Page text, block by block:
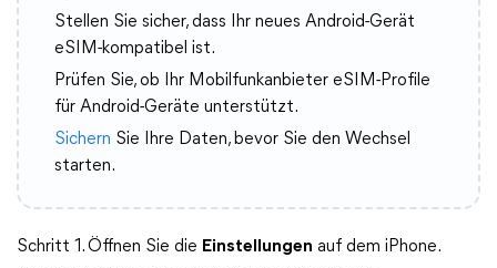
Stellen Sie sicher, dass Ihr neues Android-Gerät
eSIM-kompatibel ist.
Prüfen Sie, ob Ihr Mobilfunkanbieter eSIM-Profile
für Android-Geräte unterstützt.
Sichern Sie Ihre Daten, bevor Sie den Wechsel
starten.
Schritt 1. Öffnen Sie die Einstellungen auf dem iPhone.